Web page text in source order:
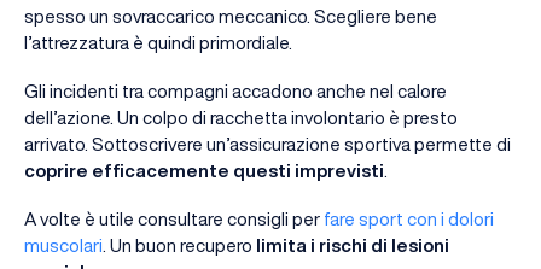
spesso un sovraccarico meccanico. Scegliere bene
l’attrezzatura è quindi primordiale.
Gli incidenti tra compagni accadono anche nel calore
dell’azione. Un colpo di racchetta involontario è presto
arrivato. Sottoscrivere un’assicurazione sportiva permette di
coprire efficacemente questi imprevisti
A volte è utile consultare consigli per fare sport con i dolori
muscolari . Un buon recupero limita i rischi di lesioni